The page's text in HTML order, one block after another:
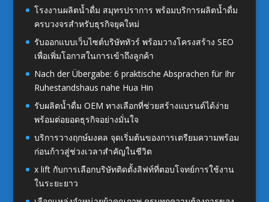
โรงงานผลิตน้ำดื่ม สมุทรปราการ พร้อมบริการผลิตน้ำดื่ม
ครบวงจรสำหรับธุรกิจยุคใหม่
รับออกแบบเว็บไซต์บริษัททัวร์ พร้อมวางโครงสร้าง SEO
เพื่อเพิ่มโอกาสในการเข้าถึงลูกค้า
Nach der Übergabe: 6 praktische Absprachen für Ihr
Ruhestandshaus nahe Hua Hin
รับผลิตน้ำดื่ม OEM ทางเลือกที่ช่วยสร้างแบรนด์ได้ง่าย
พร้อมต่อยอดธุรกิจอย่างมั่นใจ
บริการวางฤกษ์มงคล จุดเริ่มต้นของการเตรียมความพร้อม
ก่อนก้าวสู่ช่วงเวลาสำคัญในชีวิต
x lift กับการเลือกบริษัทติดตั้งลิฟท์ที่ตอบโจทย์การใช้งาน
ในระยะยาว